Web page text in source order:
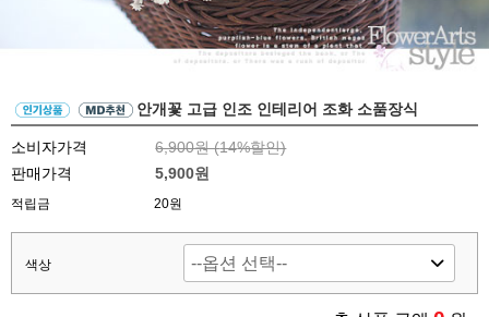
안개꽃 고급 인조 인테리어 조화 소품장식
소비자가격 6,900원 (14%할인)
판매가격
5,900원
적립금 20원
색상